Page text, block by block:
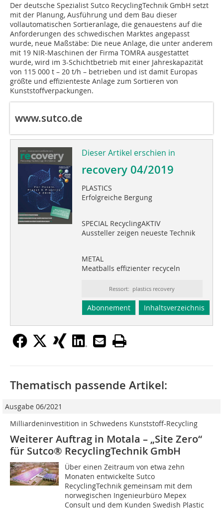
Der deutsche Spezialist Sutco RecyclingTechnik GmbH setzt
mit der Planung, Ausführung und dem Bau dieser
vollautomatischen Sortieranlage, die genauestens auf die
Anforderungen des schwedischen Marktes angepasst
wurde, neue Maßstäbe: Die neue Anlage, die unter anderem
mit 19 NIR-Maschinen der Firma TOMRA ausgestattet
wurde, wird im 3-Schichtbetrieb mit einer Jahreskapazität
von 115 000 t – 20 t/h – betrieben und ist damit Europas
größte und effizienteste Anlage zum Sortieren von
Kunststoffverpackungen.
www.sutco.de
Dieser Artikel erschien in
recovery 04/2019
PLASTICS
Erfolgreiche Bergung
SPECIAL RecyclingAKTIV
Aussteller zeigen neueste Technik
METAL
Meatballs effizienter recyceln
Ressort: plastics recovery
Abonnement Inhaltsverzeichnis
Thematisch passende Artikel:
Ausgabe 06/2021
Milliardeninvestition in Schwedens Kunststoff-Recycling
Weiterer Auftrag in Motala – „Site Zero“
für Sutco® RecyclingTechnik GmbH
Über einen Zeitraum von etwa zehn
Monaten entwickelte Sutco
RecyclingTechnik gemeinsam mit dem
norwegischen Ingenieurbüro Mepex
Consult und dem Kunden Swedish Plastic